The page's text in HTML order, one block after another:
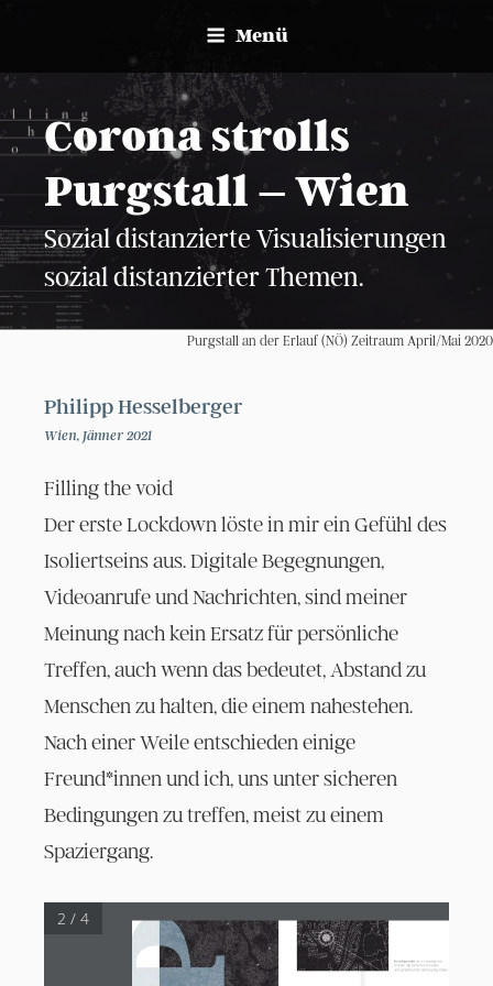
springen
Corona strolls
Purgstall – Wien
Sozial distanzierte Visualisierungen
sozial distanzierter Themen.
Menü
Purgstall an der Erlauf (NÖ) Zeitraum April/Mai 2020
Philipp Hesselberger
Wien, Jänner 2021
Filling the void
Der erste Lockdown löste in mir ein Gefühl des
Isoliertseins aus. Digitale Begegnungen,
Videoanrufe und Nachrichten, sind meiner
Meinung nach kein Ersatz für persönliche
Treffen, auch wenn das bedeutet, Abstand zu
Menschen zu halten, die einem nahestehen.
Nach einer Weile entschieden einige
Freund*innen und ich, uns unter sicheren
Bedingungen zu treffen, meist zu einem
Spaziergang.
Detailansicht
Treffens mit mehreren Personen
und gemeinsamen Spaziergang (Linie).
2 / 4